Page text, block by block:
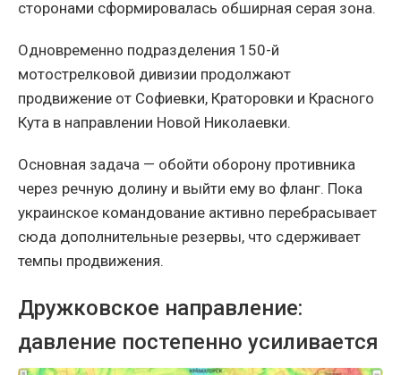
сторонами сформировалась обширная серая зона.
Одновременно подразделения 150-й
мотострелковой дивизии продолжают
продвижение от Софиевки, Краторовки и Красного
Кута в направлении Новой Николаевки.
Основная задача — обойти оборону противника
через речную долину и выйти ему во фланг. Пока
украинское командование активно перебрасывает
сюда дополнительные резервы, что сдерживает
темпы продвижения.
Дружковское направление:
давление постепенно усиливается